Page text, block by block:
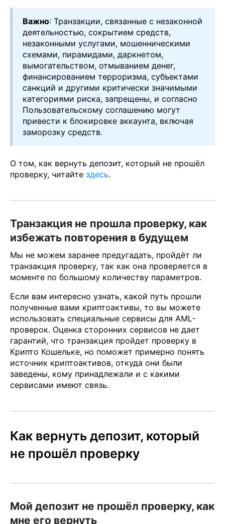
Важно: Транзакции, связанные с незаконной
деятельностью, сокрытием средств,
незаконными услугами, мошенническими
схемами, пирамидами, даркнетом,
вымогательством, отмыванием денег,
финансированием терроризма, субъектами
санкций и другими критически значимыми
категориями риска, запрещены, и согласно
Пользовательскому соглашению могут
привести к блокировке аккаунта, включая
заморозку средств.
О том, как вернуть депозит, который не прошёл
проверку, читайте здесь.
Транзакция не прошла проверку, как
избежать повторения в будущем
Мы не можем заранее предугадать, пройдёт ли
транзакция проверку, так как она проверяется в
моменте по большому количеству параметров.
Если вам интересно узнать, какой путь прошли
полученные вами криптоактивы, то вы можете
использовать специальные сервисы для AML-
проверок. Оценка сторонних сервисов не дает
гарантий, что транзакция пройдет проверку в
Крипто Кошельке, но поможет примерно понять
источник криптоактивов, откуда они были
заведены, кому принадлежали и с какими
сервисами имеют связь.
Как вернуть депозит, который
не прошёл проверку
Мой депозит не прошёл проверку, как
мне его вернуть